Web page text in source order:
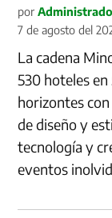
por
7 de agosto del
La cadena
530 hoteles
horizontes
de diseño y
tecnología y
eventos